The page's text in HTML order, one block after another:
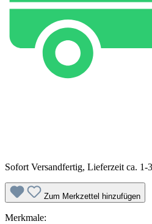
Sofort Versandfertig, Lieferzeit ca. 1-
Zum Merkzettel hinzufügen
Merkmale: